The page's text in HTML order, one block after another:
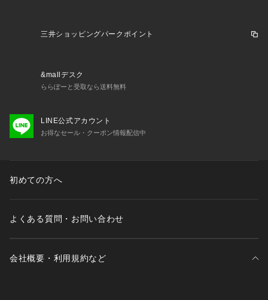
三井ショッピングパークポイント
&mallデスク
ららぽーと受取なら送料無料
LINE公式アカウント
お得なセール・クーポン情報配信中
初めての方へ
よくある質問・お問い合わせ
会社概要・利用規約など